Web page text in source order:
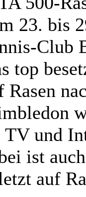
23. bis
top
Rasen
TV und
ist
auf